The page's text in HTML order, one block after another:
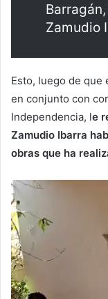
Zamudio
Esto, luego de que
en conjunto con
Independencia, le
Zamudio Ibarra
obras que ha